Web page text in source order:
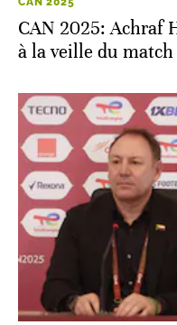
CAN 2025: Achraf
à la veille du match